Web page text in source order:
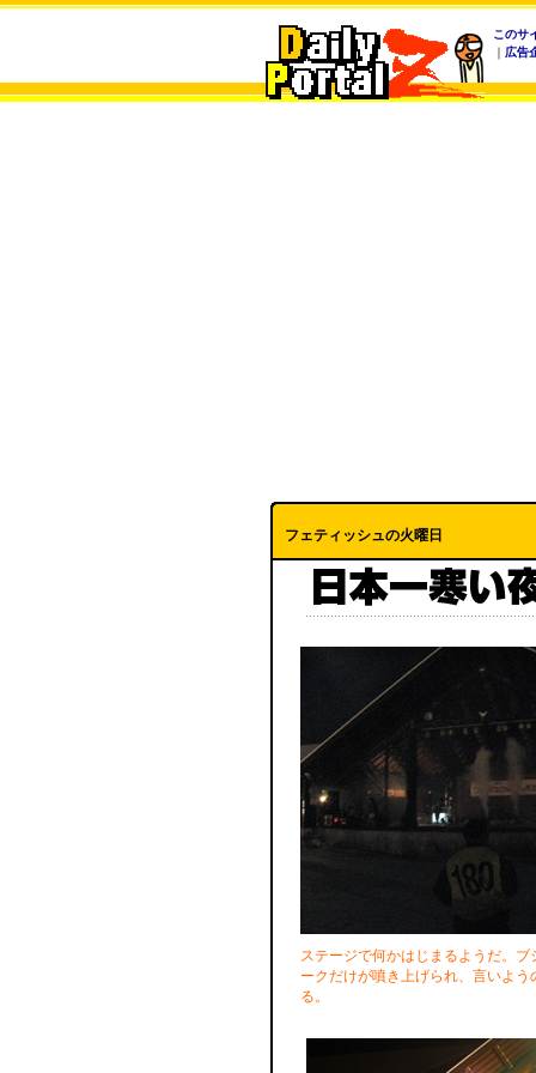
このサ
｜ 広告
フェティッシュの火曜日
ステージで何かはじまるようだ。ブ
ークだけが噴き上げられ、言いよう
る。